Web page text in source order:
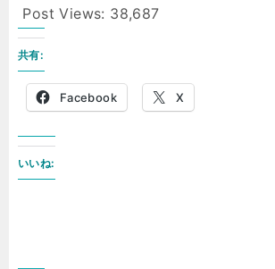
Post Views: 38,687
共有:
Facebook X
いいね: